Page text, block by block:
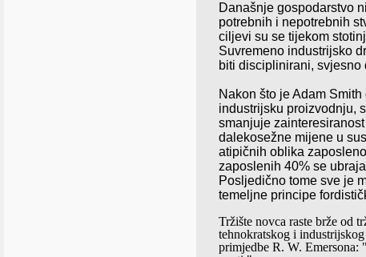
Današnje gospodarstvo
potrebnih i nepotrebnih
ciljevi su se tijekom
Suvremeno industrijsko
biti disciplinirani, svjesno
Nakon što je Adam Smith
industrijsku proizvodnju,
smanjuje
dalekosežne mijene u
atipičnih oblika
zaposlenih 40% se
Posljedično tome sve je
temeljne principe
Tržište novca raste brže od
tehnokratskog i
primjedbe R. W. Emersona: